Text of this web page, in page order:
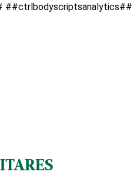
##ctrlbodyscriptsanalytics##